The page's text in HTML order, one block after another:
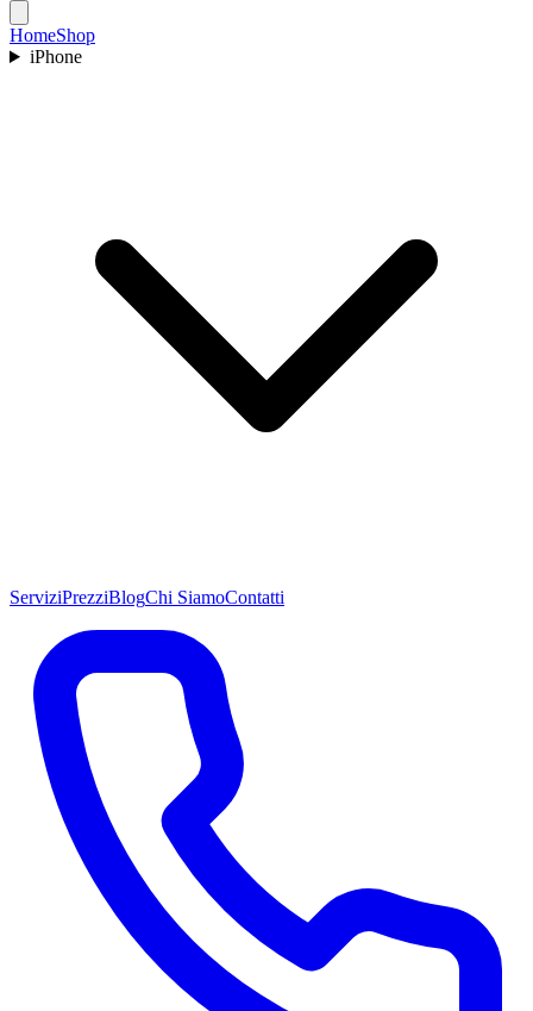
HomeShop
iPhone
ServiziPrezziBlogChi SiamoContatti